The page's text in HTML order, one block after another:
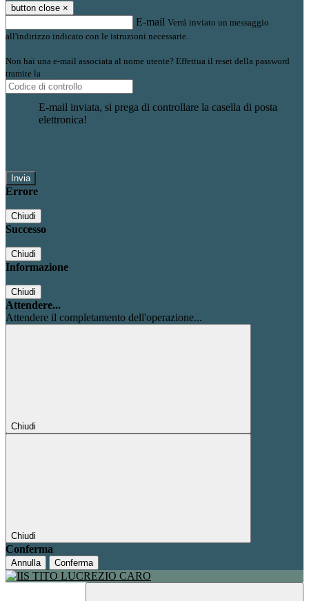
button close ×
E-mail Verrà inviato un messaggio
all'indirizzo indicato con le istruzioni necessarie.
Non hai una e-mail associata al nome utente? Effettua il reset della password
tramite la
E-mail inviata, si prega di controllare la casella di posta
elettronica!
Errore
Chiudi
Successo
Chiudi
Informazione
Chiudi
Attendere...
Attendere il completamento dell'operazione...
Chiudi
Chiudi
Conferma
Annulla Conferma